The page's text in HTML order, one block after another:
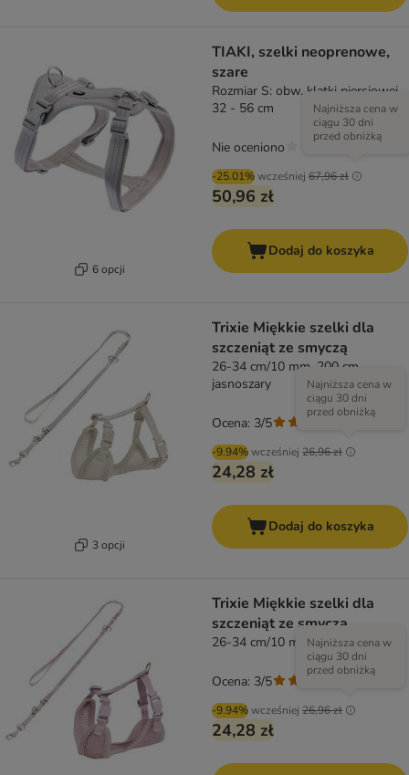
6 opcji
TIAKI, szelki neoprenowe,
szare
Rozmiar S: obw. klatki piersiowej
32 - 56 cm
-25.01%wcześniej 67,96 zł
Najniższa cena w
ciągu 30 dni
przed obniżką
50,96 zł
Nie oceniono
Dodaj do koszyka
3 opcji
Trixie Miękkie szelki dla
szczeniąt ze smyczą
26-34 cm/10 mm, 200 cm,
jasnoszary
-9.94%wcześniej 26,96 zł
Najniższa cena w
ciągu 30 dni
przed obniżką
24,28 zł
Ocena: 3/5
Dodaj do koszyka
Trixie Miękkie szelki dla
szczeniąt ze smyczą
26-34 cm/10 mm, 200 cm, liliowy
-9.94%wcześniej 26,96 zł
Najniższa cena w
ciągu 30 dni
przed obniżką
24,28 zł
Ocena: 3/5